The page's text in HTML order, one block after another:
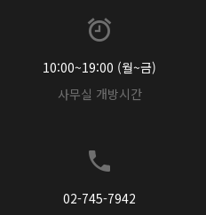
10:00~19:00 (월~금)
사무실 개방시간
02-745-7942